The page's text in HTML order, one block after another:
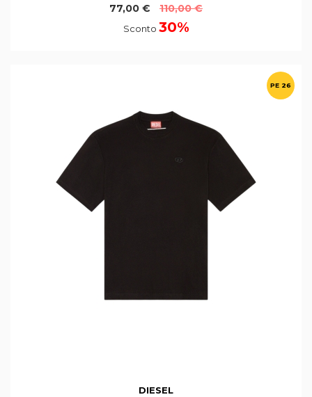
77,00 €
110,00 €
Sconto 30%
PE 26
DIESEL